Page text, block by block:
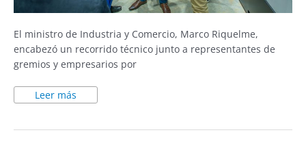
El ministro de Industria y Comercio, Marco Riquelme,
encabezó un recorrido técnico junto a representantes de
gremios y empresarios por
Leer más